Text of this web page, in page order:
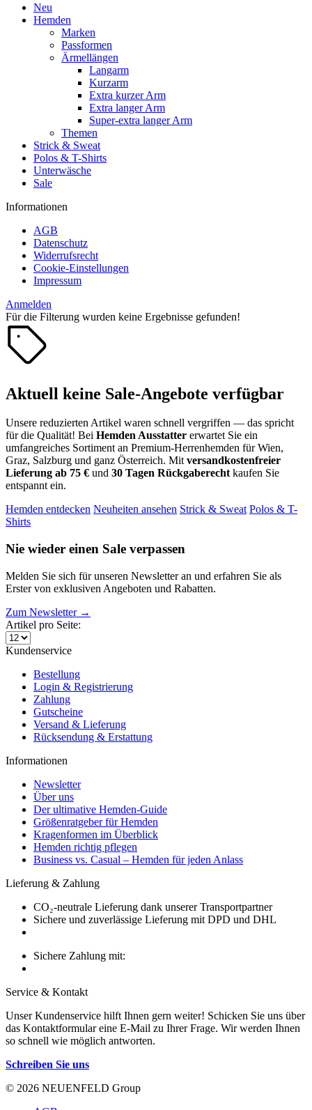
Neu
Hemden
Marken
Passformen
Ärmellängen
Langarm
Kurzarm
Extra kurzer Arm
Extra langer Arm
Super-extra langer Arm
Themen
Strick & Sweat
Polos & T-Shirts
Unterwäsche
Sale
Informationen
AGB
Datenschutz
Widerrufsrecht
Cookie-Einstellungen
Impressum
Anmelden
Für die Filterung wurden keine Ergebnisse gefunden!
Aktuell keine Sale-Angebote verfügbar
Unsere reduzierten Artikel waren schnell vergriffen — das spricht
für die Qualität! Bei Hemden Ausstatter erwartet Sie ein
umfangreiches Sortiment an Premium-Herrenhemden für Wien,
Graz, Salzburg und ganz Österreich. Mitversandkostenfreier
Lieferung ab 75 € und 30 Tagen Rückgaberechtkaufen Sie
entspannt ein.
Hemden entdecken Neuheiten ansehen Strick & Sweat Polos & T-
Shirts
Nie wieder einen Sale verpassen
Melden Sie sich für unseren Newsletter an und erfahren Sie als
Erster von exklusiven Angeboten und Rabatten.
Zum Newsletter →
Artikel pro Seite:
Kundenservice
Bestellung
Login & Registrierung
Zahlung
Gutscheine
Versand & Lieferung
Rücksendung & Erstattung
Informationen
Newsletter
Über uns
Der ultimative Hemden-Guide
Größenratgeber für Hemden
Kragenformen im Überblick
Hemden richtig pflegen
Business vs. Casual – Hemden für jeden Anlass
Lieferung & Zahlung
CO₂-neutrale Lieferung dank unserer Transportpartner
Sichere und zuverlässige Lieferung mit DPD und DHL
Sichere Zahlung mit:
Service & Kontakt
Unser Kundenservice hilft Ihnen gern weiter! Schicken Sie uns über
das Kontaktformular eine E-Mail zu Ihrer Frage. Wir werden Ihnen
so schnell wie möglich antworten.
Schreiben Sie uns
© 2026 NEUENFELD Group